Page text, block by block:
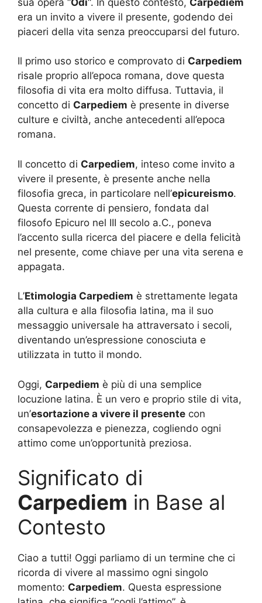
era un invito a vivere il presente, godendo dei
piaceri della vita senza preoccuparsi del futuro.
Il primo uso storico e comprovato di Carpediem
risale proprio all’epoca romana, dove questa
filosofia di vita era molto diffusa. Tuttavia, il
concetto di Carpediem è presente in diverse
culture e civiltà, anche antecedenti all’epoca
romana.
Il concetto di Carpediem, inteso come invito a
vivere il presente, è presente anche nella
filosofia greca, in particolare nell’epicureismo.
Questa corrente di pensiero, fondata dal
filosofo Epicuro nel III secolo a.C., poneva
l’accento sulla ricerca del piacere e della felicità
nel presente, come chiave per una vita serena e
appagata.
L’Etimologia Carpediem è strettamente legata
alla cultura e alla filosofia latina, ma il suo
messaggio universale ha attraversato i secoli,
diventando un’espressione conosciuta e
utilizzata in tutto il mondo.
Oggi, Carpediem è più di una semplice
locuzione latina. È un vero e proprio stile di vita,
un’esortazione a vivere il presente con
consapevolezza e pienezza, cogliendo ogni
attimo come un’opportunità preziosa.
Significato di
Carpediem in Base al
Contesto
Ciao a tutti! Oggi parliamo di un termine che ci
ricorda di vivere al massimo ogni singolo
momento: Carpediem. Questa espressione